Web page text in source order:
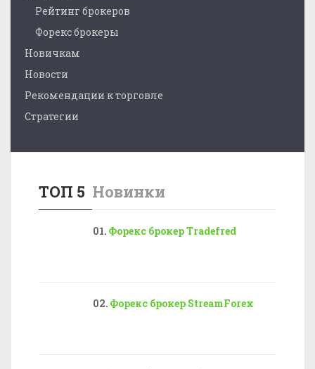
Рейтинг брокеров
Форекс брокеры
Новичкам
Новости
Рекомендации к торговле
Стратегии
ТОП 5 Новинки
Форекс брокер Tradefred
Форекс брокер StreamForex